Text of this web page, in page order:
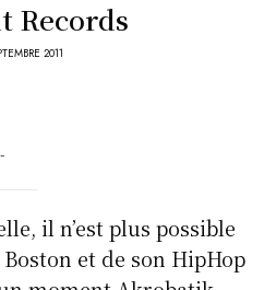
Records
2011
il n’est plus possible
et de son HipHop